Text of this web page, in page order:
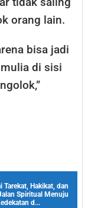
orang lain.
bisa jadi
di sisi
Tarekat, Hakikat, dan
Spiritual Menuju
d...